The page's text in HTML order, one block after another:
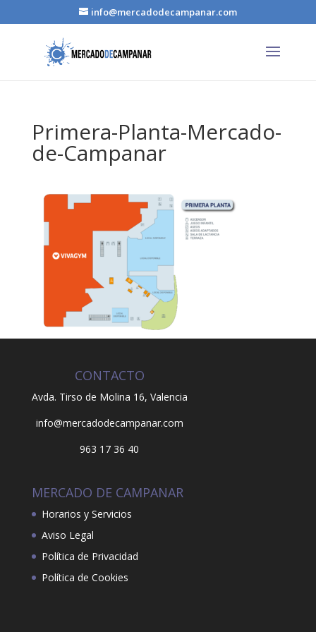
info@mercadodecampanar.com
Primera-Planta-Mercado-
de-Campanar
CONTACTO
Avda. Tirso de Molina 16, Valencia
info@mercadodecampanar.com
963 17 36 40
MERCADO DE CAMPANAR
Horarios y Servicios
Aviso Legal
Política de Privacidad
Política de Cookies